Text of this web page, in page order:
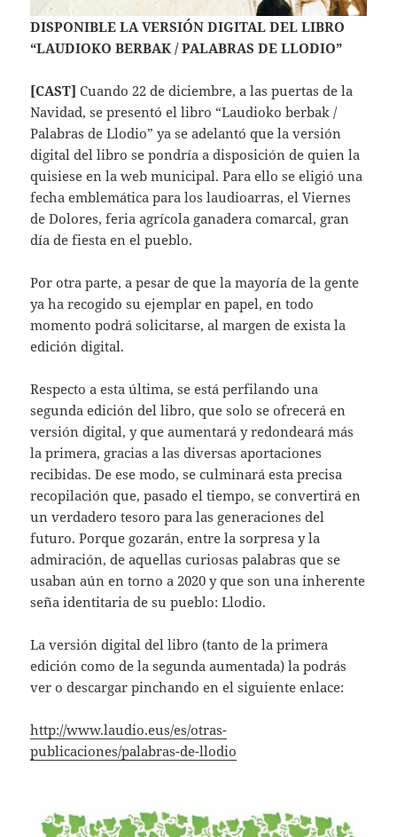
DISPONIBLE LA VERSIÓN DIGITAL DEL LIBRO
“LAUDIOKO BERBAK / PALABRAS DE LLODIO”
[CAST] Cuando 22 de diciembre, a las puertas de la
Navidad, se presentó el libro “Laudioko berbak /
Palabras de Llodio” ya se adelantó que la versión
digital del libro se pondría a disposición de quien la
quisiese en la web municipal. Para ello se eligió una
fecha emblemática para los laudioarras, el Viernes
de Dolores, feria agrícola ganadera comarcal, gran
día de fiesta en el pueblo.
Por otra parte, a pesar de que la mayoría de la gente
ya ha recogido su ejemplar en papel, en todo
momento podrá solicitarse, al margen de exista la
edición digital.
Respecto a esta última, se está perfilando una
segunda edición del libro, que solo se ofrecerá en
versión digital, y que aumentará y redondeará más
la primera, gracias a las diversas aportaciones
recibidas. De ese modo, se culminará esta precisa
recopilación que, pasado el tiempo, se convertirá en
un verdadero tesoro para las generaciones del
futuro. Porque gozarán, entre la sorpresa y la
admiración, de aquellas curiosas palabras que se
usaban aún en torno a 2020 y que son una inherente
seña identitaria de su pueblo: Llodio.
La versión digital del libro (tanto de la primera
edición como de la segunda aumentada) la podrás
ver o descargar pinchando en el siguiente enlace:
http://www.laudio.eus/es/otras-
publicaciones/palabras-de-llodio